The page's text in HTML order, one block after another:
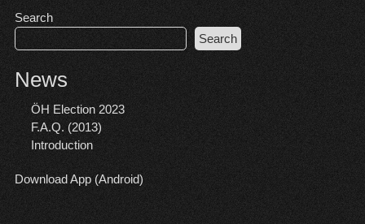
Search
Search
News
ÖH Election 2023
F.A.Q. (2013)
Introduction
Download App (Android)